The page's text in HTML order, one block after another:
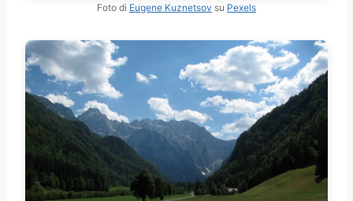
Foto di Eugene Kuznetsov su Pexels